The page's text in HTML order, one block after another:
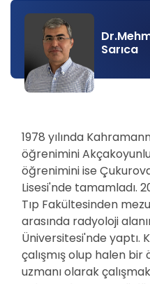
Sarıca
1978 yılında
öğrenimini
öğrenimini ise
Lisesi'nde tamamladı.
Tıp Fakültesinden
arasında radyoloji
Üniversitesi'nde yaptı.
çalışmış olup halen
uzmanı olarak